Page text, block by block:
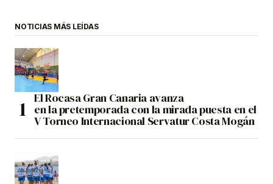
NOTICIAS MÁS LEÍDAS
El Rocasa Gran Canaria avanza
en la pretemporada con la mirada puesta en el
V Torneo Internacional Servatur Costa Mogán